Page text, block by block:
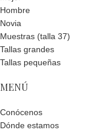
Hombre
Novia
Muestras (talla 37)
Tallas grandes
Tallas pequeñas
MENÚ
Conócenos
Dónde estamos